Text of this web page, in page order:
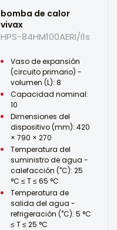
bomba de calor
vivax
HPS-84HM100AERI/I1s
Vaso de expansión
(circuito primario) -
volumen (L): 8
Capacidad nominal:
10
Dimensiones del
dispositivo (mm): 420
× 790 × 270
Temperatura del
suministro de agua -
calefacción (˚C): 25
°C ≤ T ≤ 65 °C
Temperatura de
salida del agua -
refrigeración (˚C): 5 °C
≤ T ≤ 25 °C